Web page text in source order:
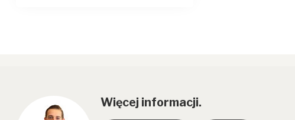
Więcej informacji.